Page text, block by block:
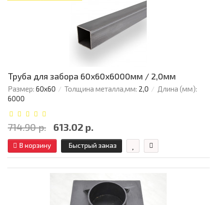
Труба для забора 60х60x6000мм / 2,0мм
Размер: 60х60 Толщина металла,мм: 2,0
Длина (мм):
6000
714.90 р. 613.02 р.
В корзину Быстрый заказ